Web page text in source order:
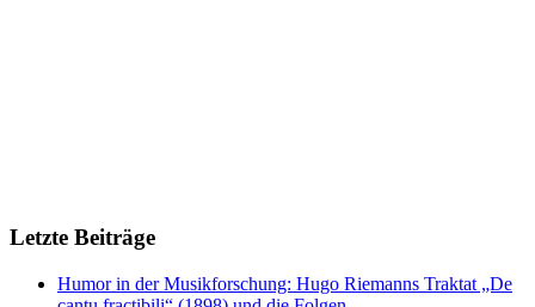
Letzte Beiträge
Humor in der Musikforschung: Hugo Riemanns Traktat „De